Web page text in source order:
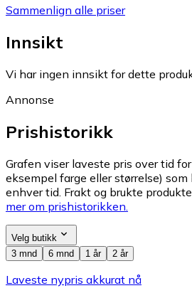
Sammenlign alle priser
Innsikt
Vi har ingen innsikt for dette
Annonse
Prishistorikk
Grafen viser laveste pris over tid
eksempel farge eller størrelse)
enhver tid. Frakt og brukte
mer om prishistorikken.
Velg butikk
3 mnd
6 mnd 1 år 2 år
Laveste nypris akkurat nå